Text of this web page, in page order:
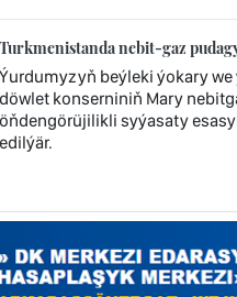
Turkmenistanda nebit-gaz
Ýurdumyzyň beýleki ýokary
döwlet konserniniň Mary
öňdengörüjilikli syýasaty
edilýär.